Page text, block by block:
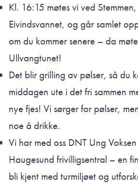
Kl. 16:15 møtes vi ved
Eivindsvannet, og går samlet
om du kommer senere – da
Ullvangtunet!
Det blir grilling av pølser, så du
middagen ute i det fri sammen
nye fjes! Vi sørger for pølser,
noe å drikke.
Vi har med oss DNT Ung
Haugesund frivilligsentral – en
bli kjent med turmiljøet og